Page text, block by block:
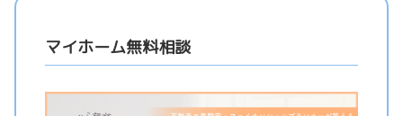
マイホーム無料相談